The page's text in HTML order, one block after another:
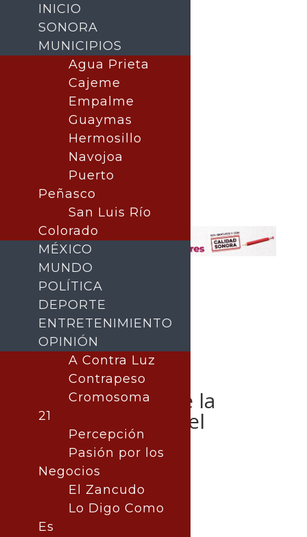
Presidente iraní
proclama «fin de la
guerra» con Israel
Publicado por:La nota central
|Noticia del Día
24 junio, 2025
INICIO
SONORA
MUNICIPIOS
Agua Prieta
Cajeme
Empalme
Guaymas
Hermosillo
Navojoa
Puerto
Peñasco
San Luis Río
Colorado
MÉXICO
MUNDO
POLÍTICA
DEPORTE
ENTRETENIMIENTO
OPINIÓN
A Contra Luz
Contrapeso
Cromosoma
21
Percepción
Pasión por los
Negocios
El Zancudo
Lo Digo Como
Es